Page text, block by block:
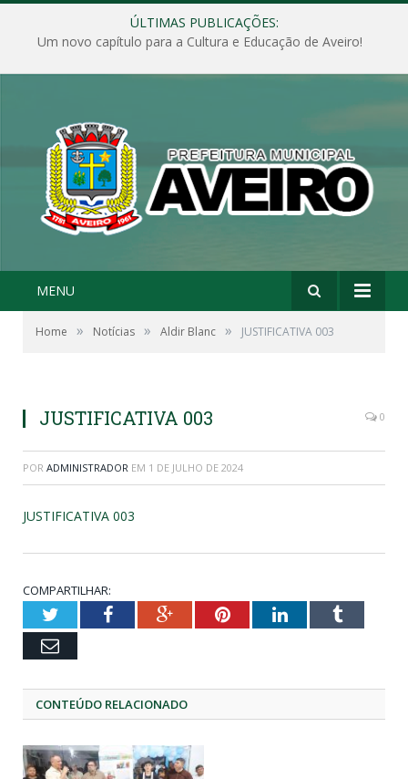
ÚLTIMAS PUBLICAÇÕES:
Um novo capítulo para a Cultura e Educação de Aveiro!
MENU
Home » Notícias » Aldir Blanc » JUSTIFICATIVA 003
JUSTIFICATIVA 003 0
POR ADMINISTRADOR EM 1 DE JULHO DE 2024
JUSTIFICATIVA 003
COMPARTILHAR:
TwitterFacebookGoogle+PinterestLinkedInTumblr
Email
CONTEÚDO RELACIONADO